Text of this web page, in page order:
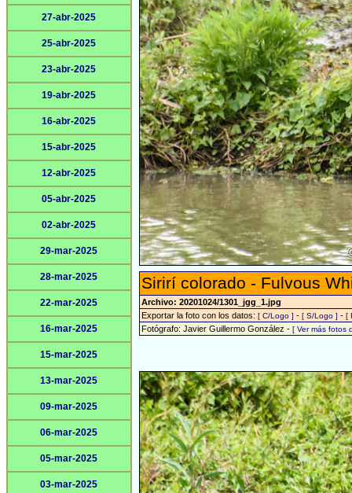
27-abr-2025
25-abr-2025
23-abr-2025
19-abr-2025
16-abr-2025
15-abr-2025
12-abr-2025
05-abr-2025
02-abr-2025
29-mar-2025
28-mar-2025
22-mar-2025
16-mar-2025
15-mar-2025
13-mar-2025
09-mar-2025
06-mar-2025
05-mar-2025
03-mar-2025
Sirirí colorado - Fulvous
Archivo: 20201024/1301_jgg_1.jpg
Exportar la foto con los datos: [ C/Logo ] - [ S/Logo ] - [
Fotógrafo: Javier Guillermo González - [ Ver más fotos